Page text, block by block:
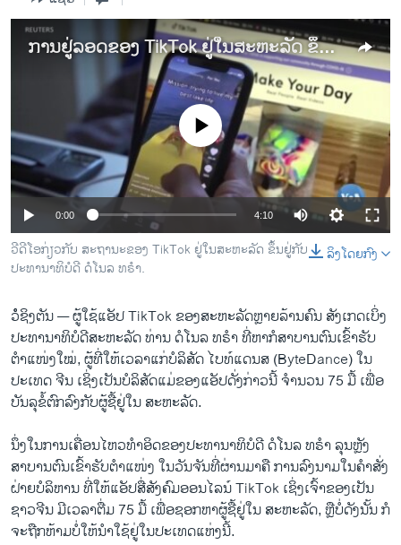
ເອເຊຍ
ອິດສະຫຼະພາບດ້ານການຂ່າວ
ຊຸມຊົນຊາວລາວ
ວິທະຍາສາດ-ເທັກໂນໂລຈີ
ທຸລະກິດ
ພາສາອັງກິດ
ວີດີໂອ
ສຽງ
ລາຍງານ
ຕິດຕາມພວກເຮົາ ທີ່
ພາສາຕ່າງໆ
ການຢູ່ລອດຂອງ TikTok ຢູ່ໃນສະຫະລັດ ຂຶ້ນຢູ່ກັບປະທານາທິບໍດີ ດໍໂນລ ທຣໍາ
Auto 240p 360p 480p
720p 1080p
No media source currently available
0:00 4:10
240p
480p
720p
ລິງໂດຍກົງ
ວີດີໂອກ່ຽວກັບ ສະຖານະຂອງ TikTok ຢູ່ໃນສະຫະລັດ ຂຶ້ນຢູ່ກັບ
ປະທານາທິບໍດີ ດໍໂນລ ທຣໍາ.
ວໍໍຊິງຕັນ —ຜູ້ໃຊ້ແອັປ TikTok ຂອງສະຫະລັດຫຼາຍລ້ານຄົນ ສັງເກດເບິ່ງ
ປະທານາທິບໍດີສະຫະລັດ ທ່ານ ດໍໂນລ ທຣໍາ ທີ່ຫາກໍສາບານຕົນເຂົ້າຮັບ
ຕໍາແໜ່ງໃໝ່, ຜູ້ທີ່ໃຫ້ເວລາແກ່ບໍລິສັດ ໄບທ໌ແດນສ (ByteDance) ໃນ
ປະເທດ ຈີນ ເຊິ່ງເປັນບໍລິສັດແມ່ຂອງແອັປດັ່ງກ່າວນີ້ ຈໍານວນ 75 ມື້ ເພື່ອ
ບັນລຸຂໍ້ຕົກລົງກັບຜູ້ຊື້ຢູ່ໃນ ສະຫະລັດ.
ນຶ່ງໃນການເຄື່ອນໄຫວທໍາອິດຂອງປະທານາທິບໍດີ ດໍໂນລ ທຣໍາ ລຸນຫຼັງ
ສາບານຕົນເຂົ້າຮັບຕໍາແໜ່ງ ໃນວັນຈັນທີ່ຜ່ານມາຄື ການລົງນາມໃນຄຳສັ່ງ
ຝ່າຍບໍລິຫານ ທີ່ໃຫ້ແອັປສື່ສັງຄົມອອນໄລນ໌ TikTok ເຊິ່ງເຈົ້າຂອງເປັນ
ຊາວຈີນ ມີເວລາຕື່ມ 75 ມື້ ເພື່ອຊອກຫາຜູ້ຊື້ຢູ່ໃນ ສະຫະລັດ, ຫຼືບໍ່ດັງນັ້ນ ກໍ
ຈະຖືກຫ້າມບໍ່ໃຫ້ນໍາໃຊ້ຢູ່ໃນປະເທດແຫ່ງນີ້.